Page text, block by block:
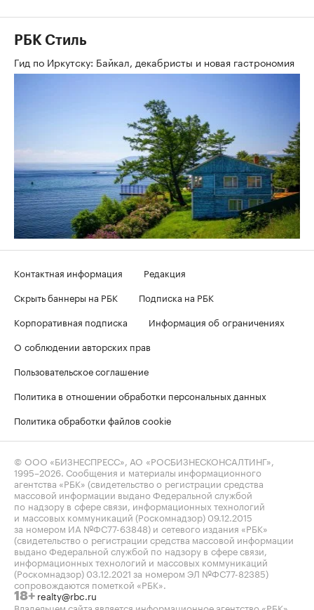
РБК Стиль
Гид по Иркутску: Байкал, декабристы и новая гастрономия
Контактная информация
Редакция
Скрыть баннеры на РБК
Подписка на РБК
Корпоративная подписка
Информация об ограничениях
О соблюдении авторских прав
Пользовательское соглашение
Политика в отношении обработки персональных данных
Политика обработки файлов cookie
© ООО «БИЗНЕСПРЕСС», АО «РОСБИЗНЕСКОНСАЛТИНГ»,
1995–2026. Сообщения и материалы информационного
агентства «РБК» (свидетельство о регистрации средства
массовой информации выдано Федеральной службой
по надзору в сфере связи, информационных технологий
и массовых коммуникаций (Роскомнадзор) 09.12.2015
за номером ИА №ФС77-63848) и сетевого издания «РБК»
(свидетельство о регистрации средства массовой информации
выдано Федеральной службой по надзору в сфере связи,
информационных технологий и массовых коммуникаций
(Роскомнадзор) 03.12.2021 за номером ЭЛ №ФС77-82385)
сопровождаются пометкой «РБК».
18+ realty@rbc.ru
Владельцем сайта является информационное агентство «РБК».